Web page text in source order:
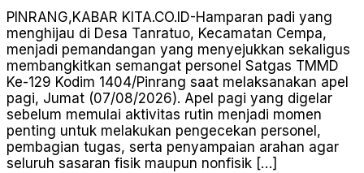
PINRANG,KABAR KITA.CO.ID-Hamparan padi yang
menghijau di Desa Tanratuo, Kecamatan Cempa,
menjadi pemandangan yang menyejukkan sekaligus
membangkitkan semangat personel Satgas TMMD
Ke-129 Kodim 1404/Pinrang saat melaksanakan apel
pagi, Jumat (07/08/2026). Apel pagi yang digelar
sebelum memulai aktivitas rutin menjadi momen
penting untuk melakukan pengecekan personel,
pembagian tugas, serta penyampaian arahan agar
seluruh sasaran fisik maupun nonfisik […]